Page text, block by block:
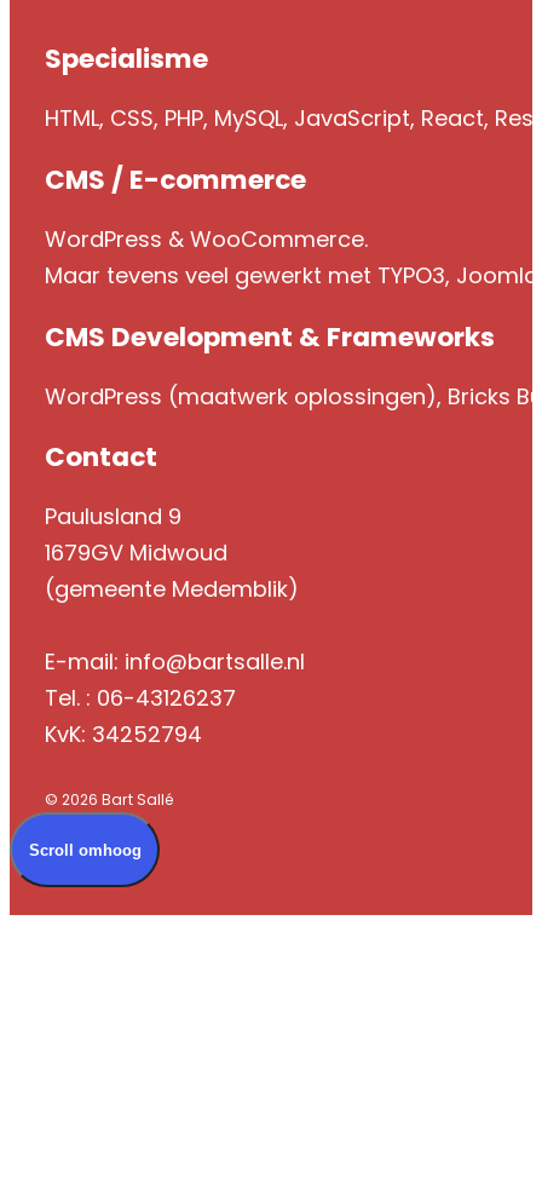
Specialisme
HTML, CSS, PHP, MySQL, JavaScript, React,
CMS / E-commerce
WordPress & WooCommerce.
Maar tevens veel gewerkt met TYPO3,
CMS Development & Frameworks
WordPress (maatwerk oplossingen), Bricks
Contact
Paulusland 9
1679GV Midwoud
(gemeente Medemblik)
E-mail: info@bartsalle.nl
Tel. : 06-43126237
KvK: 34252794
© 2026 Bart Sallé
Scroll omhoog